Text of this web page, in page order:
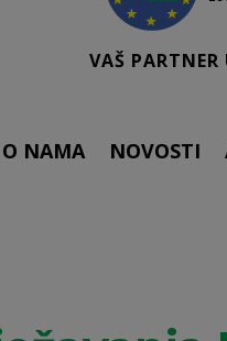
VAŠ PARTNER
O NAMA NOVOSTI